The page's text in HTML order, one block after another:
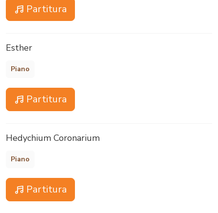
Partitura
Esther
Piano
Partitura
Hedychium Coronarium
Piano
Partitura